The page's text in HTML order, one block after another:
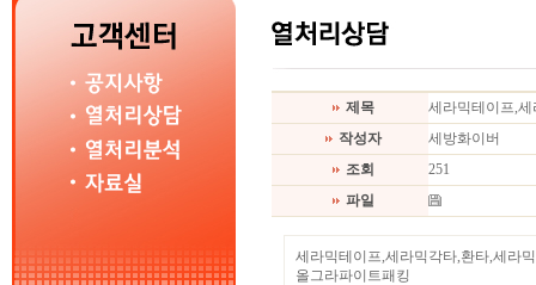
제목
세라믹테이프,
작성자
세방화이버
조회
251
파일
세라믹테이프,세라믹각타,환타,세라
올그라파이트패킹